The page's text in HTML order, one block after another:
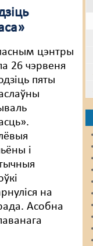
цэнтры
26 чэрвеня
пяты
і
на
Асобна